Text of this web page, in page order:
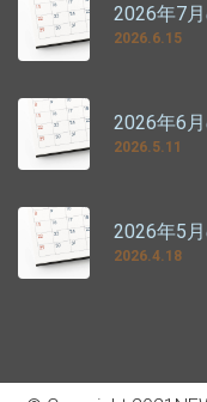
2026年7
2026.6.15
2026年6
2026.5.11
2026年5
2026.4.18